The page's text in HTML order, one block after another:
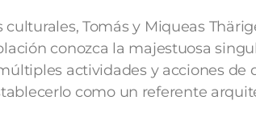
culturales, Tomás y Miqueas
conozca la majestuosa
actividades y acciones de
como un referente